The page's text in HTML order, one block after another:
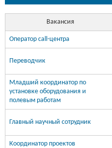
Вакансия
Оператор call-центра
Переводчик
Младший координатор по
установке оборудования и
полевым работам
Главный научный сотрудник
Координатор проектов